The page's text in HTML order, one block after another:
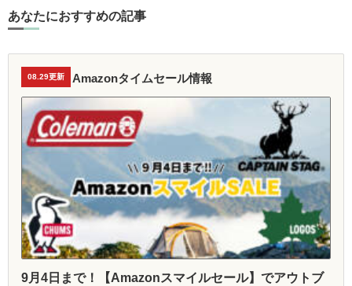
あなたにおすすめの記事
08.29更新 Amazonタイムセール情報
9月4日まで！【Amazonスマイルセール】でアウトブ